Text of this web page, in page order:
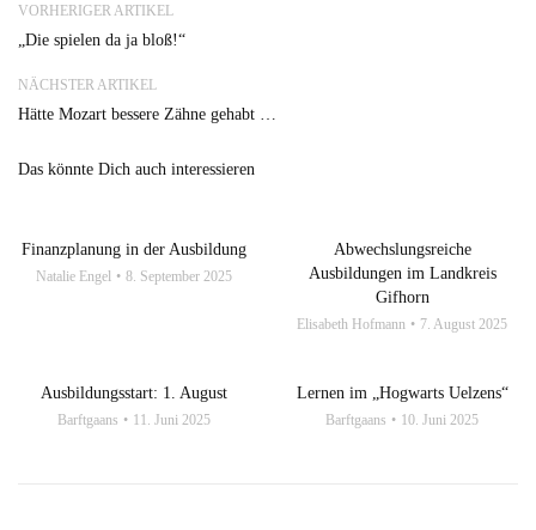
VORHERIGER ARTIKEL
„Die spielen da ja bloß!“
NÄCHSTER ARTIKEL
Hätte Mozart bessere Zähne gehabt …
Das könnte Dich auch interessieren
Finanzplanung in der Ausbildung
Natalie Engel 8. September 2025
Abwechslungsreiche
Ausbildungen im Landkreis
Gifhorn
Elisabeth Hofmann 7. August 2025
Ausbildungsstart: 1. August
Barftgaans 11. Juni 2025
Lernen im „Hogwarts Uelzens“
Barftgaans 10. Juni 2025